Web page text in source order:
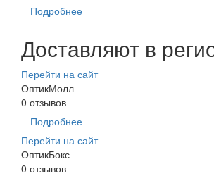
Подробнее
Доставляют в
Перейти на сайт
ОптикМолл
0 отзывов
Подробнее
Перейти на сайт
ОптикБокс
0 отзывов